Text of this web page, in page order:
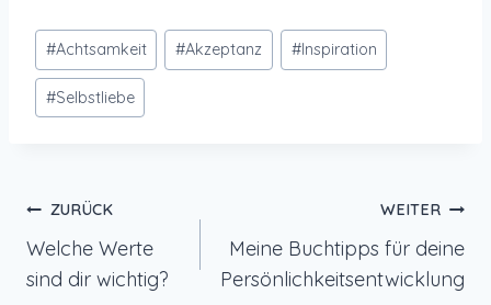
Schlagworte:
#Achtsamkeit #Akzeptanz #Inspiration
#Selbstliebe
Beitragsnavigation
ZURÜCK
Welche Werte
sind dir wichtig?
WEITER
Meine Buchtipps für deine
Persönlichkeitsentwicklung